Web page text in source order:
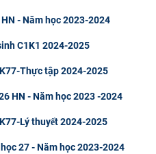
- Năm học 2023-2024
C1K1 2024-2025
Thực tập 2024-2025
HN - Năm học 2023 -2024
Lý thuyết 2024-2025
27 - Năm học 2023-2024